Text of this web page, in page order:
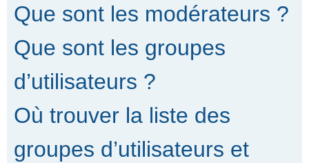
Que sont les modérateurs ?
Que sont les groupes
d’utilisateurs ?
Où trouver la liste des
groupes d’utilisateurs et